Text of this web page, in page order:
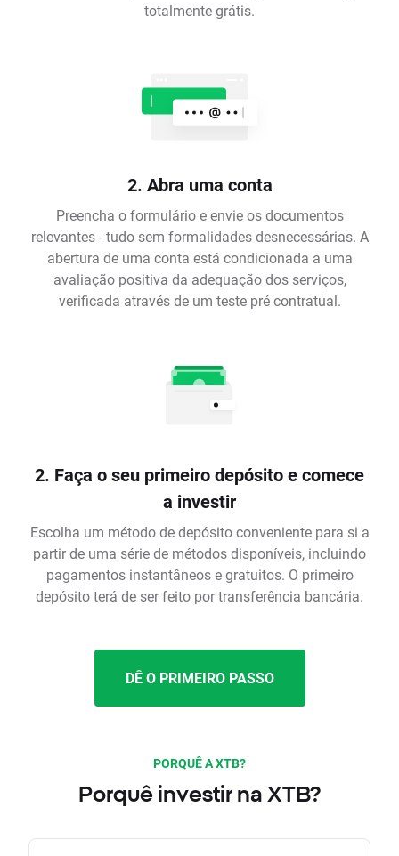
totalmente grátis.
2. Abra uma conta
Preencha o formulário e envie os documentos
relevantes - tudo sem formalidades desnecessárias. A
abertura de uma conta está condicionada a uma
avaliação positiva da adequação dos serviços,
verificada através de um teste pré contratual.
2. Faça o seu primeiro depósito e comece
a investir
Escolha um método de depósito conveniente para si a
partir de uma série de métodos disponíveis, incluindo
pagamentos instantâneos e gratuitos. O primeiro
depósito terá de ser feito por transferência bancária.
DÊ O PRIMEIRO PASSO
PORQUÊ A XTB?
Porquê investir na XTB?